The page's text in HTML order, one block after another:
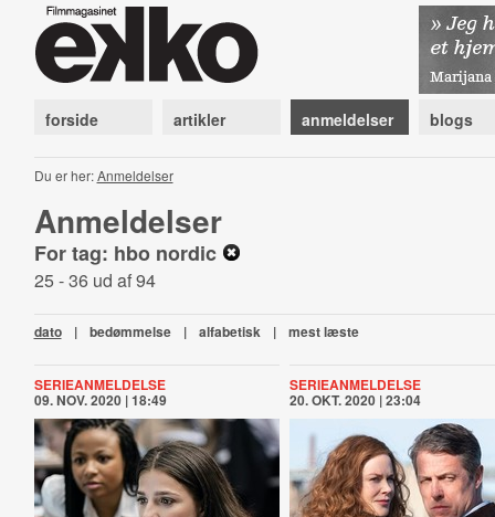
forside artikler anmeldelser blogs
Du er her:Anmeldelser
Anmeldelser
For tag: hbo nordic
25 - 36 ud af 94
dato | bedømmelse | alfabetisk | mest læste
SERIEANMELDELSE
09. NOV. 2020 | 18:49
SERIEANMELDELSE
20. OKT. 2020 | 23:04